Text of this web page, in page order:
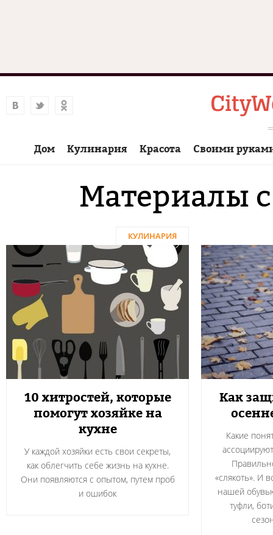
Дом Кулинария Красота Своими
Материалы
КУЛИНАРИЯ
10 хитростей, которые
помогут хозяйке на
кухне
У каждой хозяйки есть свои секреты,
как облегчить себе жизнь на кухне.
Они появляются с опытом, путем проб
и ошибок
Как
Какие
«слякоть». И
нашей
туфли,
Страницы